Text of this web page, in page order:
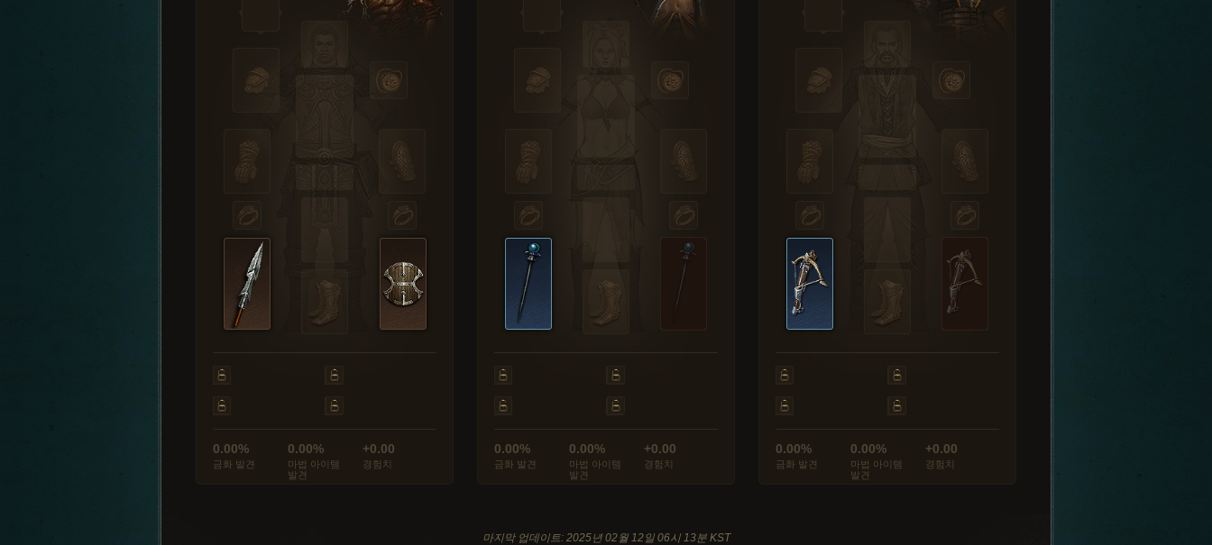
0.00%
금화 발견
0.00%
마법 아이템
발견
+0.00
경험치
0.00%
금화 발견
0.00%
마법 아이템
발견
+0.00
경험치
0.00%
금화 발견
0.00%
마법 아이템
발견
+0.00
경험치
마지막 업데이트: 2025년 02월 12일 06시 13분 KST